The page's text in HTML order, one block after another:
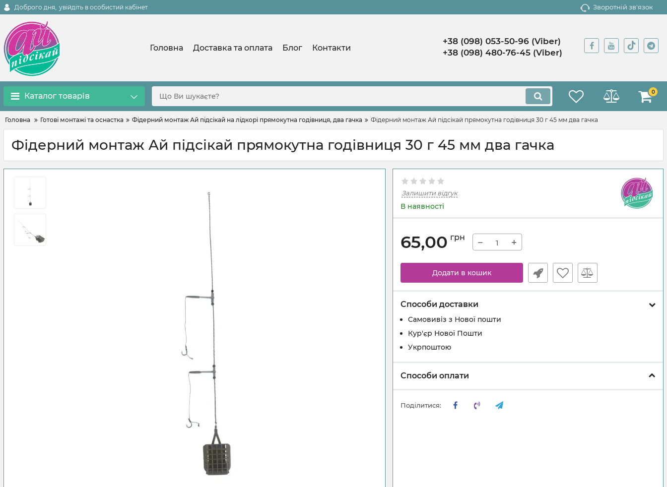
Доброго дня, увійдіть в особистий кабінет Зворотній зв'язок
Головна Доставка та оплата Блог Контакти
+38 (098) 053-50-96 (Viber)
+38 (098) 480-76-45 (Viber)
Каталог товарів 0
Головна Готові монтажі та оснастка Фідерний монтаж Ай підсікай на лідкорі прямокутна годівниця, два гачка Фідерний монтаж Ай підсікай прямокутна годівниця 30 г 45 мм два гачка
Фідерний монтаж Ай підсікай прямокутна годівниця 30 г 45 мм два гачка
Залишити відгук
В наявності
65,00 грн − +
Додати в кошик
Способи доставки
Самовивіз з Нової пошти
Кур'єр Нової Пошти
Укрпоштою
Способи оплати
Поділитися: